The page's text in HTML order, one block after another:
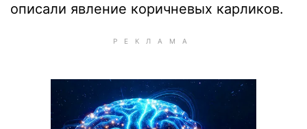
описали явление коричневых карликов.